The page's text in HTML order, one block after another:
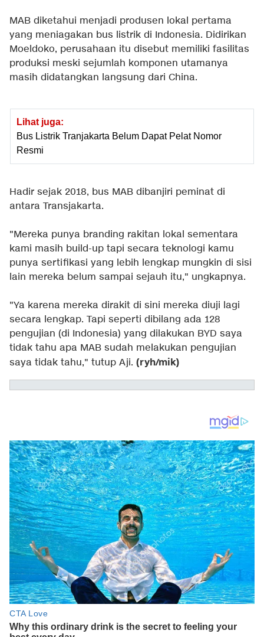
MAB diketahui menjadi produsen lokal pertama
yang meniagakan bus listrik di Indonesia. Didirikan
Moeldoko, perusahaan itu disebut memiliki fasilitas
produksi meski sejumlah komponen utamanya
masih didatangkan langsung dari China.
Lihat juga:
Bus Listrik Tranjakarta Belum Dapat Pelat Nomor
Resmi
Hadir sejak 2018, bus MAB dibanjiri peminat di
antara Transjakarta.
"Mereka punya branding rakitan lokal sementara
kami masih build-up tapi secara teknologi kamu
punya sertifikasi yang lebih lengkap mungkin di sisi
lain mereka belum sampai sejauh itu," ungkapnya.
"Ya karena mereka dirakit di sini mereka diuji lagi
secara lengkap. Tapi seperti dibilang ada 128
pengujian (di Indonesia) yang dilakukan BYD saya
tidak tahu apa MAB sudah melakukan pengujian
saya tidak tahu," tutup Aji. (ryh/mik)